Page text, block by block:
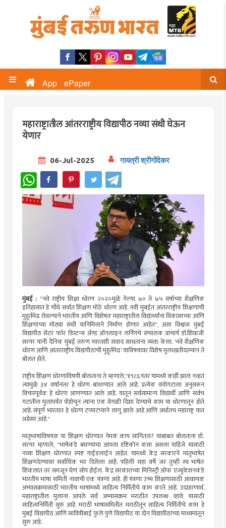
App ePaper
महाराष्ट्रातील आंतरराष्ट्रीय विद्यापीठ नव्या संधी घेऊन
येणार
06-Jul-2025 गायत्री श्रीगोंदेकर
WhatsApp
मुंबई : "नवे राष्ट्रीय शिक्षा धोरण २०२०मुळे गेल्या ७० ते ७५ वर्षाच्या शैक्षणिक
इतिहासात हे चौथे सर्वात शिक्षण मोठे धोरण आहे. नवी मुंबईत आंतरराष्ट्रीय शिक्षणाची
मुहूर्तमेढ रोवल्याने भारतीय आणि विशेषतः महाराष्ट्रातील विद्यार्थ्यांना विकासाच्या आणि
शिक्षणाच्या मोठ्या संधी यानिमित्ताने निर्माण होणार आहेत", असा विश्वास मुंबई
विद्यापीठ सेंटर फॉर डिस्टन्स अ‍ॅण्ड ऑनलाइन लर्निंगचे संचालक प्राचार्य डॉ.शिवाजी
सरगर यांनी दैनिक मुंबई तरुण भारतशी संवाद साधताना व्यक्त केला. 'नवे शैक्षणिक
धोरण आणि आंतरराष्ट्रीय विद्यापीठांची मुहूर्तमेढ' याविषयावर विशेष मुलाखतीदरम्यान ते
बोलत होते.
राष्ट्रीय शिक्षण धोरणाविषयी बोलताना ते म्हणाले,"१९८६नंतर यामध्ये काही झालं नव्हतं
त्यामुळे ३४ वर्षानंतर हे धोरण बांधण्यात आले आहे. प्रत्येक वयोगटाला अनुसरून
विचारपूर्वक हे धोरण आणण्यात आले आहे. यातून सर्वसामान्य विद्यार्थी आणि सर्वच
गटातील मुलांपर्यंत पोहोचून त्यांना एक वेगळी दिशा देण्याचे काम या धोरणातून होते
आहे. संपूर्ण भारतात हे धोरण टप्याटप्याने लागू झाले आहे आणि अर्थातच महाराष्ट्र यात
अग्रेसर आहे."
मातृभाषांविषयक या शिक्षण धोरणात नेमकं काय सांगितलं? याबाबत बोलताना डॉ.
सरगर म्हणाले, "भाषेकडे बघण्याचा आपला दृष्टिकोन कसा असला पाहिजे यासाठी
नव्या शिक्षण धोरणात स्पष्ट गाईडलाईन आहेत. यामध्ये केंद्र सरकारने मातृभाषेत
शिक्षणदेण्यावर सर्वाधिक भर दिलेला आहे. पहिली सहा वर्षे जर तुम्ही स्व भाषेत
शिकलात तर समजून घेणं सोपं होईल. केंद्र सरकाराच्या मिनिस्ट्री ऑफ एज्युकेशनकडे
भारतीय भाषा समिती नावाची एक यंत्रणा आहे. ही यंत्रणा उच्च शिक्षणासाठी आवश्यक
अभ्यासक्रमासाठी भारतीय भाषांमध्ये साहित्य निर्मितीचे काम करते आहे. उदाहरणार्थ,
महाराष्ट्रातील मुलांना आपले सर्व अभ्यासक्रम मराठीत उपलब्ध व्हावे यासाठी
साहित्यनिर्मिती सुरु आहे. मराठी भाषासमितीत मराठीतून साहित्य निर्मितीचे काम हे
मुंबई विद्यापीठ आणि सावित्रीबाई फुले पुणे विद्यापीठ या दोन विद्यापीठांच्या माध्यमातून
सुरु आहे.